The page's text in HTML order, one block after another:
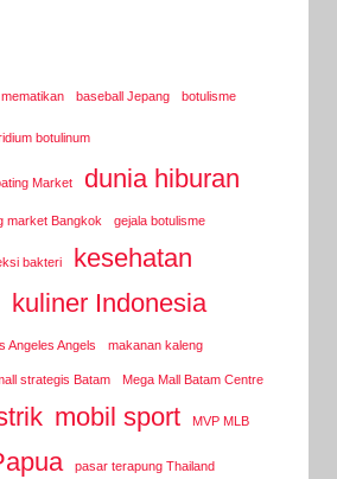
baseball Jepang botulisme
botulinum
Market dunia hiburan
market Bangkok gejala botulisme
bakteri
kesehatan
kuliner Indonesia
Angeles Angels makanan kaleng
strategis Batam Mega Mall Batam Centre
mobil sport MVP MLB
pasar terapung Thailand